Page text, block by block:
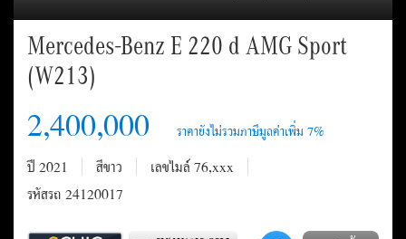
Mercedes-Benz E 220 d AMG Sport